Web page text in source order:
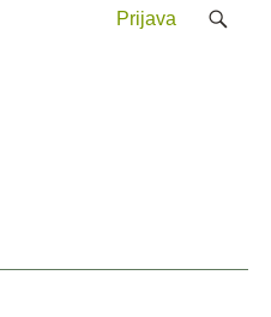
Prijava